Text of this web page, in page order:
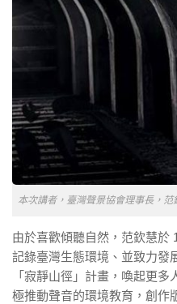
本次講者，臺灣聲景協會理事長，
由於喜歡傾聽自然，范欽慧於
記錄臺灣生態環境、並致力發
「寂靜山徑」計畫，喚起更
極推動聲音的環境教育，創作